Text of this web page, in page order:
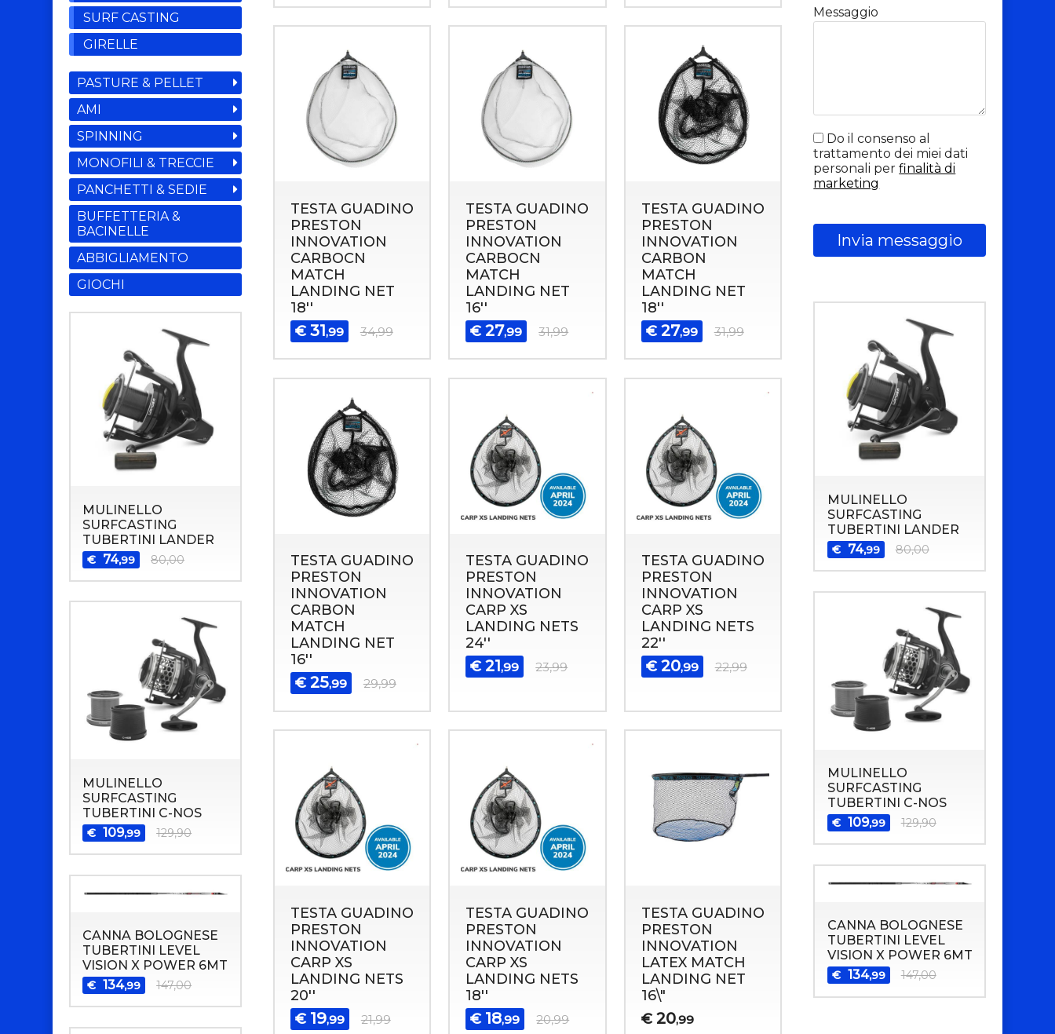
TESTA GUADINO
PRESTON
INNOVATION
CARBOCN
MATCH
LANDING NET
18''
€ 31,99 34,99
TESTA GUADINO
PRESTON
INNOVATION
CARBOCN
MATCH
LANDING NET
16''
€ 27,99 31,99
TESTA GUADINO
PRESTON
INNOVATION
CARBON
MATCH
LANDING NET
18''
€ 27,99 31,99
TESTA GUADINO
PRESTON
INNOVATION
CARBON
MATCH
LANDING NET
16''
€ 25,99 29,99
TESTA GUADINO
PRESTON
INNOVATION
CARP XS
LANDING NETS
24''
€ 21,99 23,99
TESTA GUADINO
PRESTON
INNOVATION
CARP XS
LANDING NETS
22''
€ 20,99 22,99
TESTA GUADINO
PRESTON
INNOVATION
CARP XS
LANDING NETS
20''
€ 19,99 21,99
TESTA GUADINO
PRESTON
INNOVATION
CARP XS
LANDING NETS
18''
€ 18,99 20,99
TESTA GUADINO
PRESTON
INNOVATION
LATEX MATCH
LANDING NET
16\"
€ 20,99
SURF CASTING
GIRELLE
PASTURE & PELLET
AMI
SPINNING
MONOFILI & TRECCIE
PANCHETTI & SEDIE
BUFFETTERIA &
BACINELLE
ABBIGLIAMENTO
GIOCHI
MULINELLO
SURFCASTING
TUBERTINI LANDER
€ 74,99 80,00
MULINELLO
SURFCASTING
TUBERTINI C-NOS
€ 109,99 129,90
CANNA BOLOGNESE
TUBERTINI LEVEL
VISION X POWER 6MT
€ 134,99 147,00
Messaggio
Do il consenso al
trattamento dei miei dati
personali perfinalità di
marketing
Invia messaggio
MULINELLO
SURFCASTING
TUBERTINI LANDER
€ 74,99 80,00
MULINELLO
SURFCASTING
TUBERTINI C-NOS
€ 109,99 129,90
CANNA BOLOGNESE
TUBERTINI LEVEL
VISION X POWER 6MT
€ 134,99 147,00